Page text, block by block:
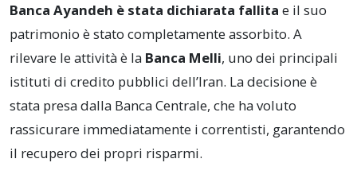
Banca Ayandeh è stata dichiarata fallita e il suo
patrimonio è stato completamente assorbito. A
rilevare le attività è la Banca Melli, uno dei principali
istituti di credito pubblici dell’Iran. La decisione è
stata presa dalla Banca Centrale, che ha voluto
rassicurare immediatamente i correntisti, garantendo
il recupero dei propri risparmi.